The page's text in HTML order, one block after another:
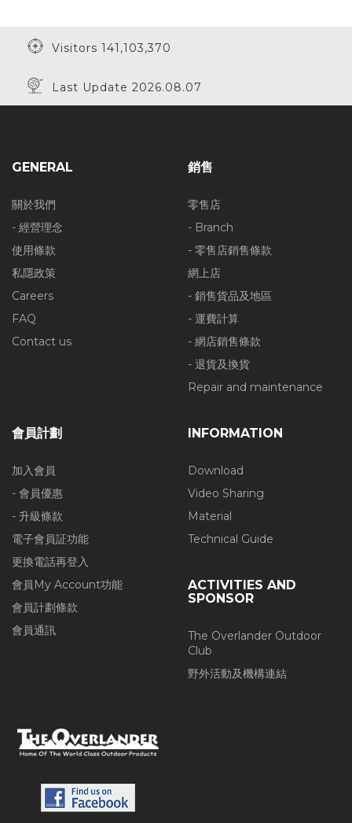
Visitors 141,103,370
Last Update 2026.08.07
GENERAL
關於我們
- 經營理念
使用條款
私隱政策
Careers
FAQ
Contact us
銷售
零售店
- Branch
- 零售店銷售條款
網上店
- 銷售貨品及地區
- 運費計算
- 網店銷售條款
- 退貨及換貨
Repair and maintenance
會員計劃
加入會員
- 會員優惠
- 升級條款
電子會員証功能
更換電話再登入
會員My Account功能
會員計劃條款
會員通訊
INFORMATION
Download
Video Sharing
Material
Technical Guide
ACTIVITIES AND
SPONSOR
The Overlander Outdoor
Club
野外活動及機構連結